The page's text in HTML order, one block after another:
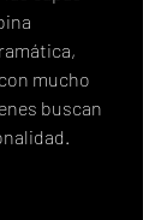
mucho
buscan